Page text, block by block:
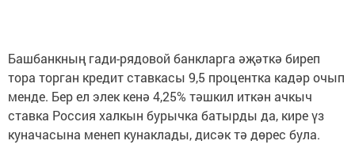
Башбанкның гади-рядовой банкларга әҗәткә биреп
тора торган кредит ставкасы 9,5 процентка кадәр очып
менде. Бер ел элек кенә 4,25% тәшкил иткән ачкыч
ставка Россия халкын бурычка батырды да, кире үз
куначасына менеп кунаклады, дисәк тә дөрес була.